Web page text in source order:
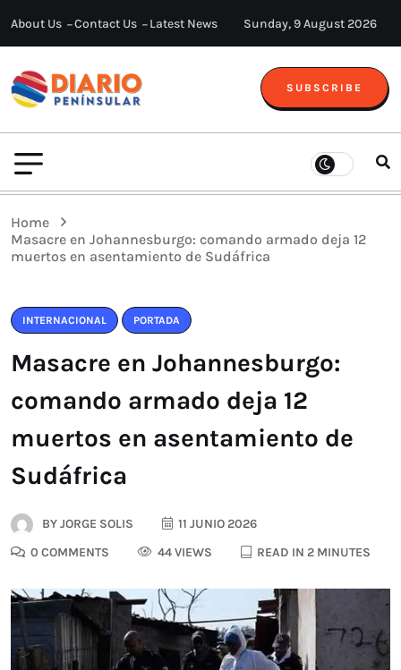
About Us Contact Us Latest News Sunday, 9 August 2026
SUBSCRIBE
Home
Masacre en Johannesburgo: comando armado deja 12
muertos en asentamiento de Sudáfrica
INTERNACIONAL PORTADA
Masacre en Johannesburgo:
comando armado deja 12
muertos en asentamiento de
Sudáfrica
BYJORGE SOLIS
11 JUNIO 2026
0 COMMENTS
44 VIEWS READ IN 2 MINUTES